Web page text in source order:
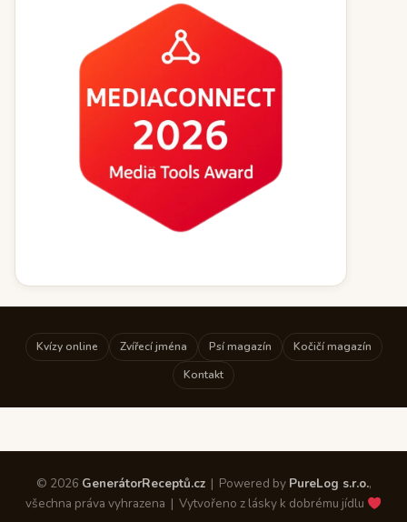
Kvízy online Zvířecí jména Psí magazín
Kočičí magazín
Kontakt
© 2026 GenerátorReceptů.cz| Powered by PureLog s.r.o.,
všechna práva vyhrazena | Vytvořeno z lásky k dobrému jídlu